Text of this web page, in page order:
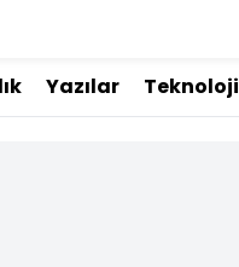
Yazılar Teknoloji